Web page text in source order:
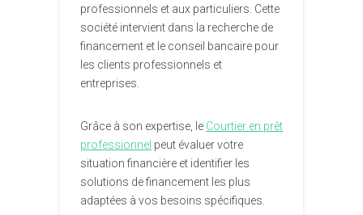
professionnels et aux particuliers. Cette
société intervient dans la recherche de
financement et le conseil bancaire pour
les clients professionnels et
entreprises.
Grâce à son expertise, le Courtier en prêt
professionnel peut évaluer votre
situation financière et identifier les
solutions de financement les plus
adaptées à vos besoins spécifiques.